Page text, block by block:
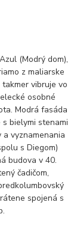
(Modrý dom),
z maliarske
vibruje vo
osobné
Modrá fasáda
bielymi stenami
vyznamenania
s Diegom)
budova v 40.
čadičom,
spojená s